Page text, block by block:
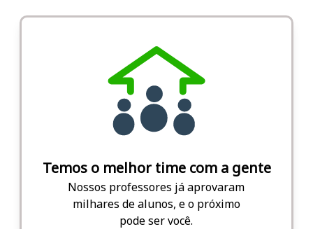
Temos o melhor time com a gente
Nossos professores já aprovaram
milhares de alunos, e o próximo
pode ser você.